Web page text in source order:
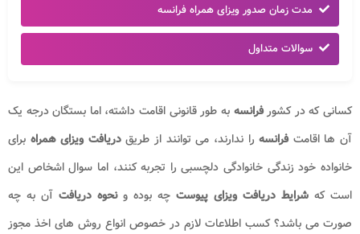
مدت زمان صدور ویزای همراه فرانسه
سوالات متداول
کسانی که در کشورفرانسهبه طور قانونی اقامت داشته، اما بستگان درجه یک
آن ها اقامتفرانسه را ندارند، می توانند از طریقدریافت ویزای همراه برای
خانواده خود زندگی خانوادگی دلچسبی را تجربه کنند، اما سوال اشخاص این
است که شرایط دریافت ویزای پیوست چه بوده ونحوه دریافت آن به چه
صورت می باشد؟ کسب اطلاعات لازم در خصوص انواع روش های اخذ مجوز